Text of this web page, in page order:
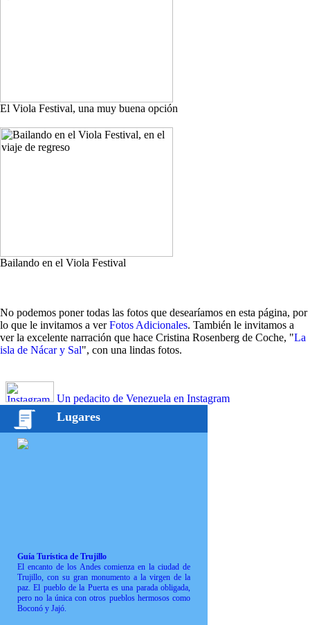
El Viola Festival, una muy buena opción
Bailando en el Viola Festival
No podemos poner todas las fotos que desearíamos en esta página, por
lo que le invitamos a verFotos Adicionales. También le invitamos a
ver la excelente narración que hace Cristina Rosenberg de Coche, "La
isla de Nácar y Sal", con una lindas fotos.
Un pedacito de Venezuela en Instagram
Lugares
Guía Turística de Trujillo
El encanto de los Andes comienza en la ciudad de
Trujillo, con su gran monumento a la virgen de la
paz. El pueblo de la Puerta es una parada obligada,
pero no la única con otros pueblos hermosos como
Boconó y Jajó.